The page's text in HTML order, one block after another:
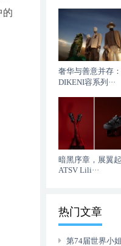
的
奢华与善意并存：
DIKENI容系列···
暗黑序章，展翼
ATSV Lili···
热门文章
第74届世界小